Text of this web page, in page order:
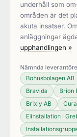
underhåll som
områden är det
akuta insatser.
anläggningar
upphandlingen »
Nämnda
Bohusbolagen AB
Bravida
Brion
Brixly AB
Elinstallation i